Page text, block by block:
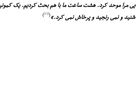
مرا موحد کرد. هشت ساعت ما با هم بحث کردیم. یک
و نمى رنجید و پرخاش نمى کرد.»(
[13]
)